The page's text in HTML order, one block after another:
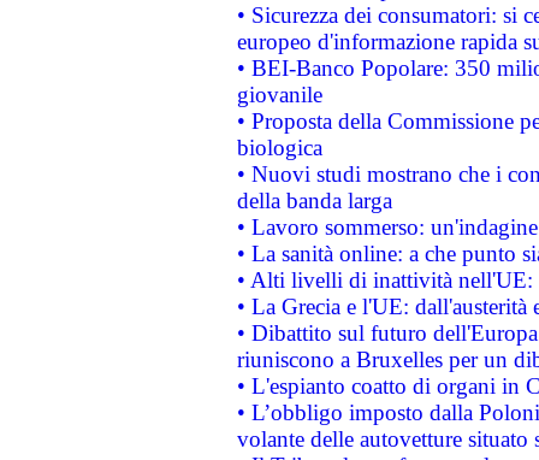
• Sicurezza dei consumatori: si
europeo d'informazione rapida
• BEI-Banco Popolare: 350
giovanile
• Proposta della Commissione
biologica
• Nuovi studi mostrano che i
della banda larga
• Lavoro sommerso:
• La sanità online: a che punto
• Alti livelli di inattività nell'UE:
• La Grecia e l'UE: dall'austerità
• Dibattito sul futuro
riuniscono a Bruxelles per un
• L'espianto coatto di organi in
• L’obbligo imposto dalla
volante delle autovetture